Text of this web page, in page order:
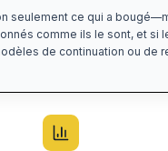
seulement ce qui a
comme ils le sont, et si
de continuation ou de